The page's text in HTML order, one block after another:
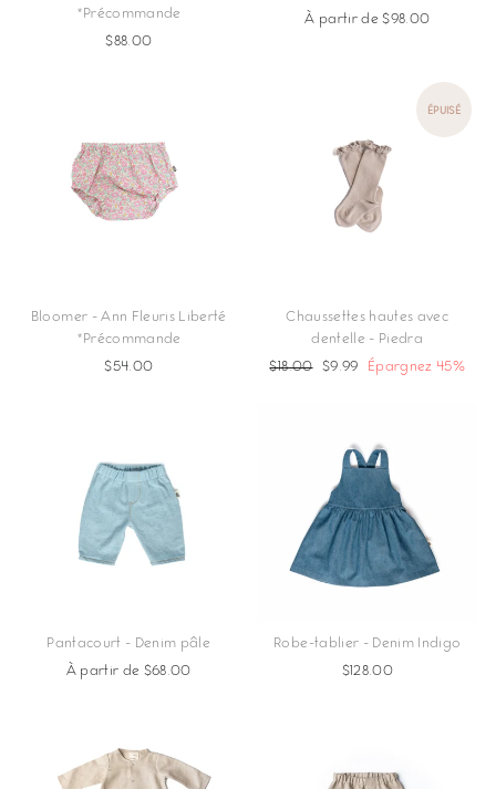
*Précommande
$88.00
À partir de $98.00
Bloomer - Ann Fleuris Liberté
*Précommande
$54.00
ÉPUISÉ
Chaussettes hautes avec
dentelle - Piedra
Prix
$18.00
Prix
$9.99 Épargnez 45%
Pantacourt - Denim pâle
À partir de $68.00
Robe-tablier - Denim Indigo
$128.00